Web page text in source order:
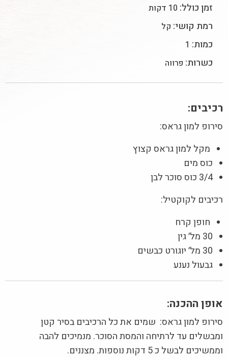
זמן כולל: 10 דקות
רמת קושי: קל
כמות: 1
כשרות: פרווה
רכיבים:
סירופ למון גראס:
מקל למון גראס קצוץ
כוס מים
3/4 כוס סוכר לבן
רכיבים לקוקטיל:
חופן קרח
30 מל׳ גין
30 מל׳ יוגורט כבשים
גבעול נענע
אופן ההכנה:
סירופ למון גראס: שמים את כל הרכיבים בסיר קטן
ומבשלים עד לרתיחה והמסת הסוכר. מנמיכים להבה
וממשיכים לבשל כ 5 דקות נוספות. מצננים.